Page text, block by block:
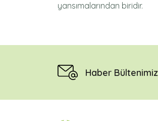
yansımalarından biridir.
Haber